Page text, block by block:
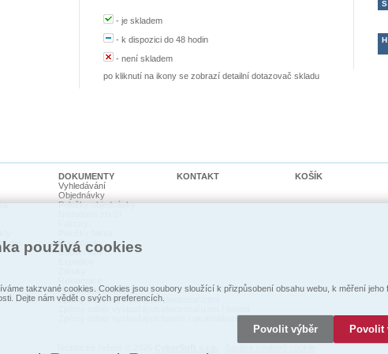
-je skladem
- k dispozici do 48 hodin
-není skladem
po kliknutí na ikony se zobrazí detailní dotazovač skladu
S
H
psi
DOKUMENTY
Vyhledávání
Objednávky
Položky objednávky
Pohledávky
Dodací listy
Prohlášení o shodě
Zpětný odběr vysloužilých elektrozaŕízení
Zpětný odběr vysloužilých baterií / akumulátorů
KONTAKT KOŠÍK
používá cookies
takzvané cookies. Cookies jsou soubory sloužící k přizpůsobení obsahu webu, k měření jeho
Dejte nám vědět o svých preferencích.
Povolit výběr Povolit